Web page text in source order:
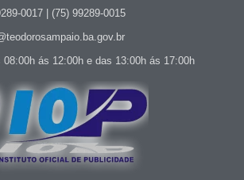
0017 | (75) 99289-0015
08:00h ás 12:00h e das 13:00h ás 17:00h